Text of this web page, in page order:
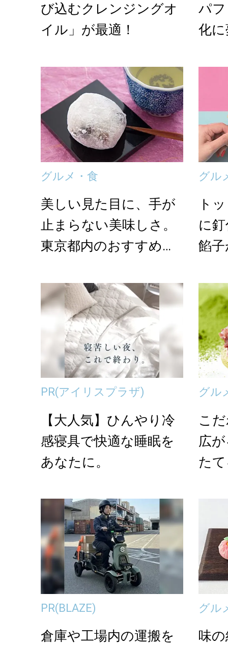
び込むクレンジングオ
イル」が最適！
パ
化
「つ
グルメ・食
美しい見た目に、手が
止まらない美味しさ。
東京都内のおすすめ和
グル
ト
に
餡
PR(アイリスプラザ)
【大人気】ひんやり冷
感寝具で快適な睡眠を
あなたに。
グル
こ
広
た
PR(BLAZE)
倉庫や工場内の運搬を
グル
味